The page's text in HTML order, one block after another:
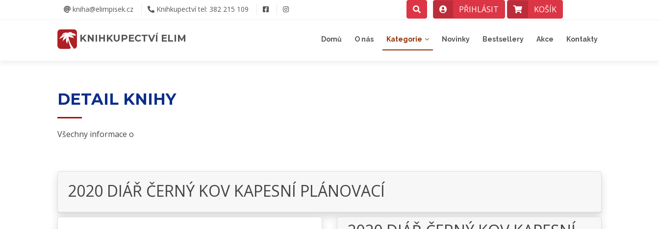
kniha@elimpisek.cz Knihkupectví tel: 382 215 109 PŘIHLÁSIT KOŠÍK
KNIHKUPECTVÍ ELIM Domů O nás Kategorie Novinky Bestsellery Akce Kontakty
DETAIL KNIHY
Všechny informace o
2020 DIÁŘ ČERNÝ KOV KAPESNÍ PLÁNOVACÍ